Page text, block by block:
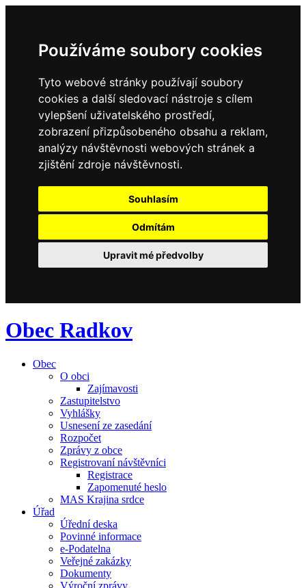
Používáme soubory cookies
Tyto webové stránky používají soubory
cookies a další sledovací nástroje s cílem
vylepšení uživatelského prostředí,
zobrazení přizpůsobeného obsahu a reklam,
analýzy návštěvnosti webových stránek a
zjištění zdroje návštěvnosti.
Souhlasím
Odmítám
Upravit mé předvolby
Obec Radkov
Obec
O obci
Zajímavosti
Zastupitelstvo
Vyhlášky
Usnesení ze zasedání
Rozpočet
Zprávy z obce
Registrovaní návštěvníci
Registrace
Zapomenuté heslo
MAS Krajina srdce
Úřad
Úřední deska
Povinné informace
e-Podatelna
Veřejné zakázky
Dokumenty
Výroční zprávy